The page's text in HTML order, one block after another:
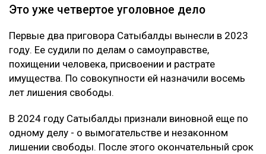
Это уже четвертое уголовное дело
Первые два приговора Сатыбалды вынесли в 2023
году. Ее судили по делам о самоуправстве,
похищении человека, присвоении и растрате
имущества. По совокупности ей назначили восемь
лет лишения свободы.
В 2024 году Сатыбалды признали виновной еще по
одному делу - о вымогательстве и незаконном
лишении свободы. После этого окончательный срок